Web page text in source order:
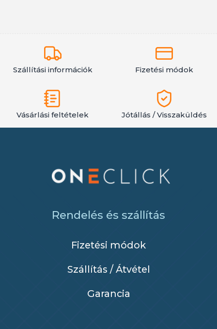
Szállítási információk Fizetési módok
Vásárlási feltételek Jótállás / Visszaküldés
Rendelés és szállítás
Fizetési módok
Szállítás / Átvétel
Garancia